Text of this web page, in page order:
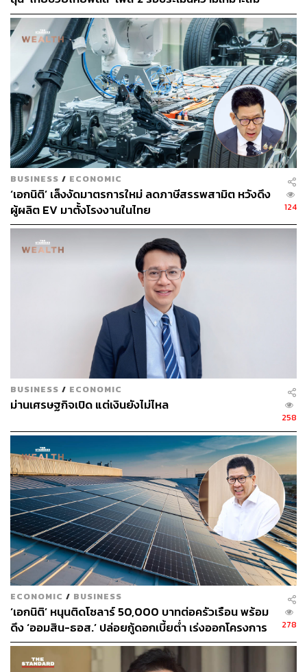
แหล่งเงินชัดเจน และไม่สร้างภาระหนี้เกินจำเป็น
“เราไม่ต้องทำระบบใหม่ทั้งหมด แค่ต่อยอดสิ่งที่ดีอยู่แล้ว แล้ว
ใส่ ‘Plus’ ที่สร้างผลระยะยาวเข้าไป
ผ่าปัญหาเศรษฐกิจไทย: “ติดหล่ม” และเสี่ยง “ดิ่ง
เหว”
“ถ้าเราไม่ทำอะไร รถจะดิ่งลงและตกเหวแน่นอน” ทางแก้จึง
ต้อง เร็ว ตรงจุด และมีคันโยกระยะยาว โดยทีมเศรษฐกิจตั้ง
โจทย์จากความจริงที่หลีกเลี่ยงไม่ได้
ปัจจัยภายนอก: ภาษีทรัมป์ (Trump’s tariffs) กระตุ้นการ
ส่งออกแบบ Front Load ในครึ่งปีแรก ส่งผลให้ครึ่งปี
โครงสร้างภายใน: เศรษฐกิจไทยพึ่งพาการส่งออก 60%
ของ GDP เมื่อส่งออกแผ่ว การเติบโตจึงสูญแรง
หนี้ครัวเรือนสูง: ทำให้การกระตุ้นบริโภคทำได้จำกัด
การลงทุนเอกชนต่ำ: กำลังการผลิตโรงงานใช้เพียง
ประมาณ 60% สะท้อนความลังเลของภาคธุรกิจ
เครื่องมือเร่งด่วนต้องทำทันที
คนละครึ่งพลัส (KLR Plus): จาก “ถุงเงิน–เป๋าตังค์” สู่
Reskill ที่จับต้องได้
เอกนิติไม่เสียเวลา “สร้างระบบใหม่” แต่ต่อยอดเครื่องมือ
ดิจิทัลของรัฐที่พร้อมใช้งานทันที ได้แก่ ถุงเงินและเป๋าตังค์
โดยเติม “Plus” ให้ เกิดผลยาว ผ่าน หลักสูตรสั้นในแอป เน้น 3
เรื่อง:
ขายออนไลน์ให้ปัง
ลดต้นทุน
บัญชีง่ายๆ
เป้าหมายเชิงโครงสร้าง:ให้พ่อค้าแม่ค้ารายย่อย เข้าถึงสิน
เชื่อธนาคาร แทนการกู้นอกระบบผ่านการทำบัญชีที่ตรวจ
สอบได้
BUSINESS / ECONOMIC
‘เอกนิติ’ เล็งงัดมาตรการใหม่ ลดภาษีสรรพสามิต หวังดึง
ผู้ผลิต EV มาตั้งโรงงานในไทย
124
BUSINESS / ECONOMIC
ม่านเศรษฐกิจเปิด แต่เงินยังไม่ไหล
258
ECONOMIC / BUSINESS
‘เอกนิติ’ หนุนติดโซลาร์ 50,000 บาทต่อครัวเรือน พร้อม
ดึง ‘ออมสิน-ธอส.’ ปล่อยกู้ดอกเบี้ยต่ำ เร่งออกโครงการ
ภายใน 1 เดือน
278